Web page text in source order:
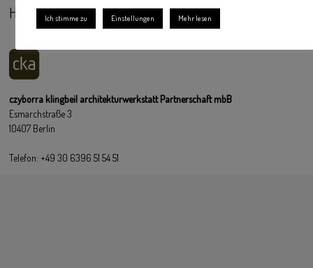
HOME IMPRESSUM KONTAKT
ANFAHRT
PHILOSOPHIE
DATENSCHUTZERKLÄRUNG
czyborra klingbeil architekturwerkstatt Partnerschaft mbB
Esmarchstraße 3
10407 Berlin
Telefon: +49 30 6396 51 54 51
Ich stimme zu Einstellungen Mehr lesen